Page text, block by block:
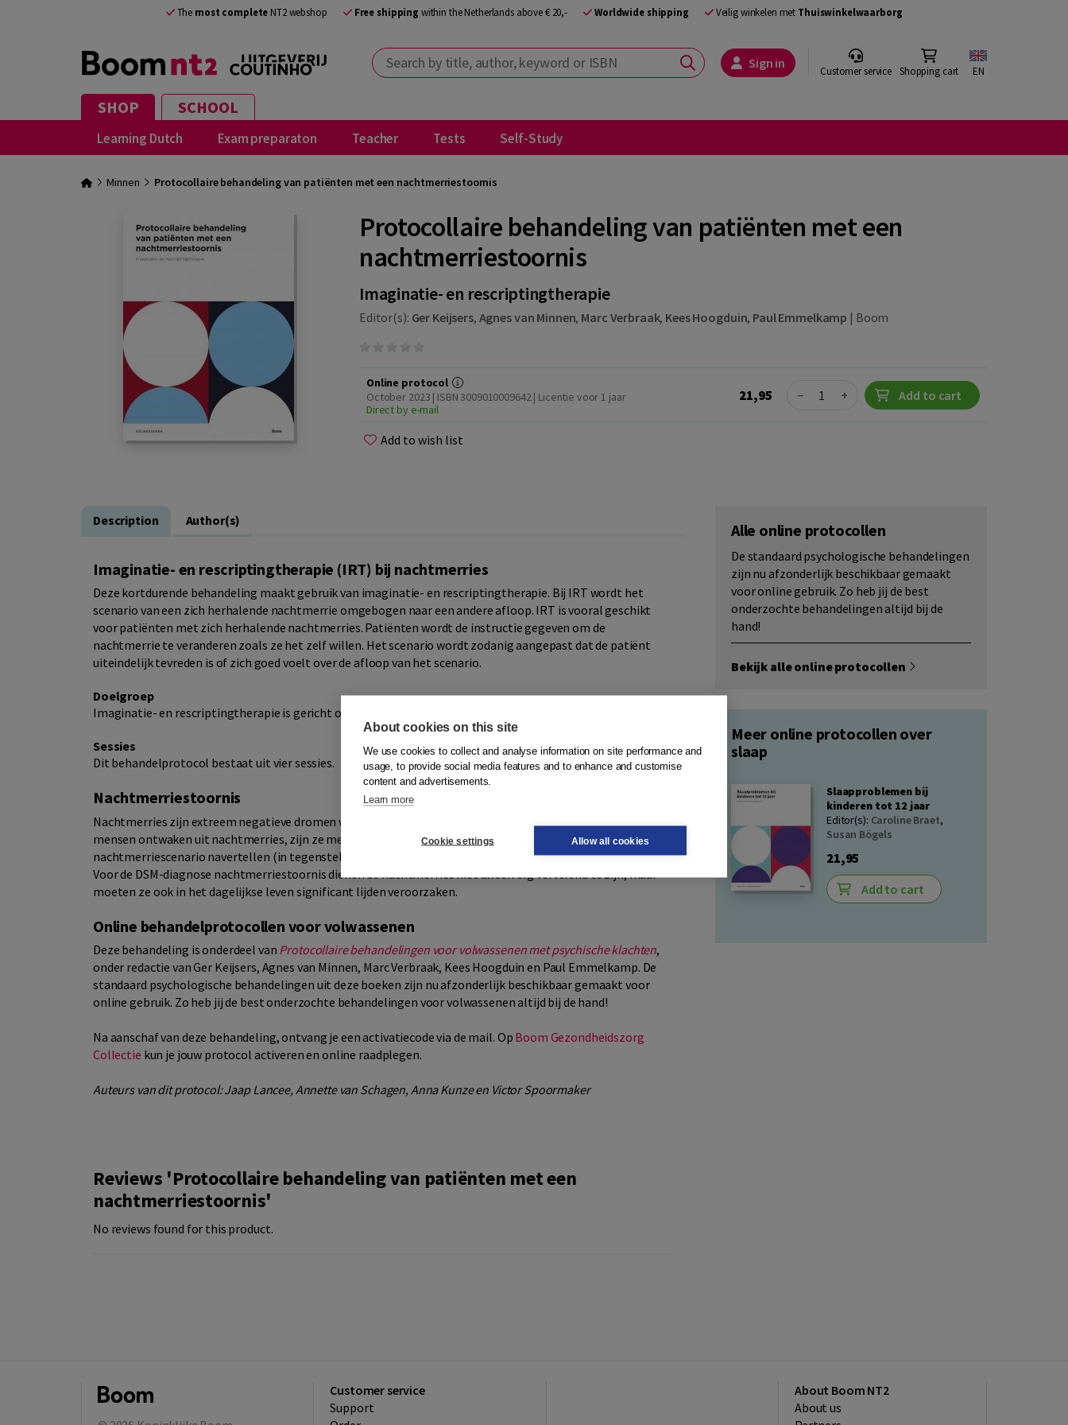
The most complete NT2 webshop Free shipping within the Netherlands above € 20,- Worldwide shipping Veilig winkelen met Thuiswinkelwaarborg
Search by title, author, keyword or ISBN Sign in Customer service Shopping cart EN
SHOP SCHOOL
Learning Dutch Exam preparaton Teacher Tests Self-Study
Minnen Protocollaire behandeling van patiënten met een nachtmerriestoornis
Protocollaire behandeling van patiënten met een
nachtmerriestoornis
Imaginatie- en rescriptingtherapie
Editor(s): Ger Keijsers, Agnes van Minnen, Marc Verbraak, Kees Hoogduin, Paul Emmelkamp | Boom
Online protocol
October 2023 | ISBN 3009010009642 | Licentie voor 1 jaar
Direct by e-mail
21,95 Quantity
− + Add to cart
Add to wish list
Description Author(s)
Imaginatie- en rescriptingtherapie (IRT) bij nachtmerries
Deze kortdurende behandeling maakt gebruik van imaginatie- en rescriptingtherapie. Bij IRT wordt het
scenario van een zich herhalende nachtmerrie omgebogen naar een andere afloop. IRT is vooral geschikt
voor patiënten met zich herhalende nachtmerries. Patiënten wordt de instructie gegeven om de
nachtmerrie te veranderen zoals ze het zelf willen. Het scenario wordt zodanig aangepast dat de patiënt
uiteindelijk tevreden is of zich goed voelt over de afloop van het scenario.
Doelgroep
Imaginatie- en rescriptingtherapie is gericht op patiënten met terugkerende nachtmerries.
Sessies
Dit behandelprotocol bestaat uit vier sessies.
Nachtmerriestoornis
Nachtmerries zijn extreem negatieve dromen waaruit mensen over het algemeen wakker schrikken. Als
mensen ontwaken uit nachtmerries, zijn ze meestal snel georiënteerd en kunnen ze het
nachtmerriescenario navertellen (in tegenstelling tot instanties van pavor nocturnus ofwel ‘nachtterreur’).
Voor de DSM-diagnose nachtmerriestoornis dienen de nachtmerries niet alleen erg vervelend te zijn, maar
moeten ze ook in het dagelijkse leven significant lijden veroorzaken.
Online behandelprotocollen voor volwassenen
Deze behandeling is onderdeel van Protocollaire behandelingen voor volwassenen met psychische klachten,
onder redactie van Ger Keijsers, Agnes van Minnen, Marc Verbraak, Kees Hoogduin en Paul Emmelkamp. De
standaard psychologische behandelingen uit deze boeken zijn nu afzonderlijk beschikbaar gemaakt voor
online gebruik. Zo heb jij de best onderzochte behandelingen voor volwassenen altijd bij de hand!
Na aanschaf van deze behandeling, ontvang je een activatiecode via de mail. Op Boom Gezondheidszorg
Collectie kun je jouw protocol activeren en online raadplegen.
Auteurs van dit protocol: Jaap Lancee, Annette van Schagen, Anna Kunze en Victor Spoormaker
Reviews 'Protocollaire behandeling van patiënten met een
nachtmerriestoornis'
No reviews found for this product.
Alle online protocollen
De standaard psychologische behandelingen
zijn nu afzonderlijk beschikbaar gemaakt
voor online gebruik. Zo heb jij de best
onderzochte behandelingen altijd bij de
hand!
Bekijk alle online protocollen
Meer online protocollen over
slaap
Slaapproblemen bij
kinderen tot 12 jaar
Editor(s): Caroline Braet,
Susan Bögels
21,95
Add to cart
Customer service
Support
About Boom NT2
About us
About cookies on this site
We use cookies to collect and analyse information on site performance and
usage, to provide social media features and to enhance and customise
content and advertisements.
Learn more
Cookie settings Allow all cookies